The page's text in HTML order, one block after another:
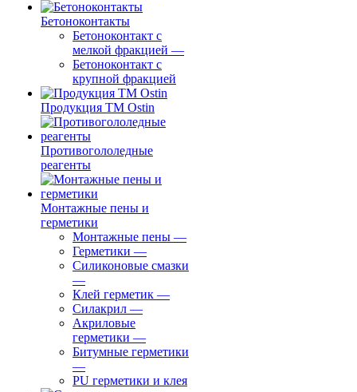
Бетоноконтакты
Бетоноконтакт с
мелкой фракцией —
Бетоноконтакт с
крупной фракцией
Продукция ТМ Ostin
Противогололедные
реагенты
Монтажные пены и
герметики
Монтажные пены —
Герметики —
Силиконовые смазки
—
Клей герметик —
Силакрил —
Акриловые
герметики —
Битумные герметики
—
PU герметики и клея